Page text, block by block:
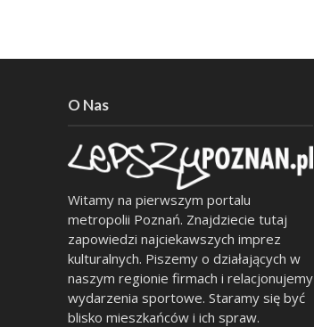
O Nas
Witamy na pierwszym portalu
metropolii Poznań. Znajdziecie tutaj
zapowiedzi najciekawszych imprez
kulturalnych. Piszemy o działających w
naszym regionie firmach i relacjonujemy
wydarzenia sportowe. Staramy się być
blisko mieszkańców i ich spraw.